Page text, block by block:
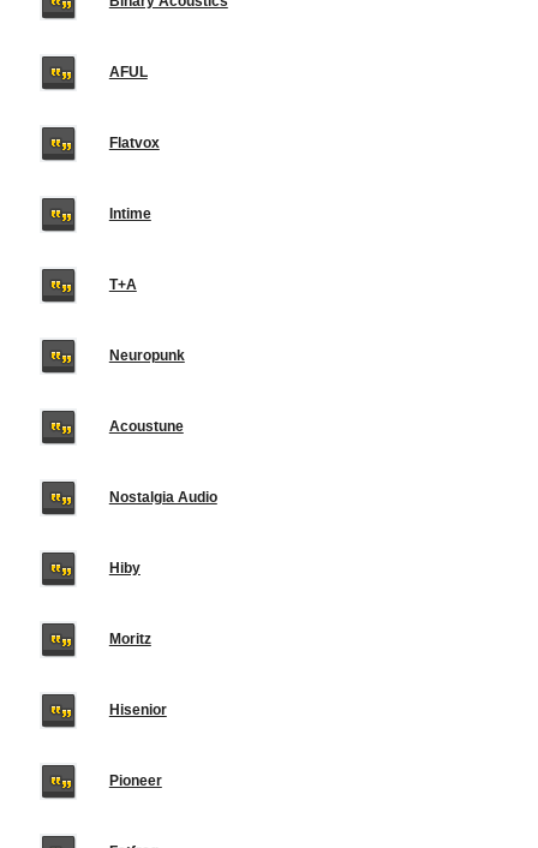
AFUL
Flatvox
Intime
T+A
Neuropunk
Acoustune
Nostalgia Audio
Hiby
Moritz
Hisenior
Pioneer